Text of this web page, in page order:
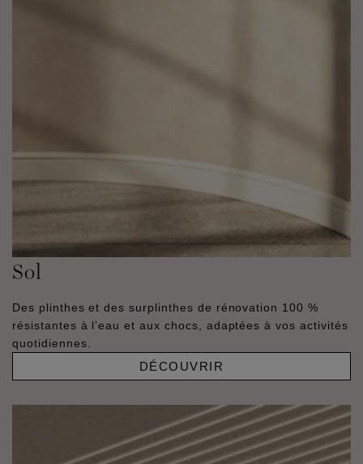
Sol
Des plinthes et des surplinthes de rénovation 100 %
résistantes à l’eau et aux chocs, adaptées à vos activités
quotidiennes.
DÉCOUVRIR